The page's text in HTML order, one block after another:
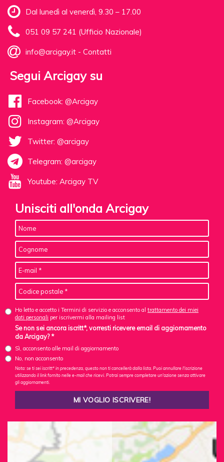
Dal lunedì al venerdì, 9.30 – 17.00
051 09 57 241 (Ufficio Nazionale)
info@arcigay.it - Contatti
Segui Arcigay su
Facebook: @Arcigay
Instagram: @Arcigay
Twitter: @arcigay
Telegram: @arcigay
Youtube: Arcigay TV
Unisciti all'onda Arcigay
Ho letto e accetto i Termini di servizio e acconsento al trattamento dei miei
dati personali per iscrivermi alla mailing list
Se non sei ancora iscritt*, vorresti ricevere email di aggiornamento
da Arcigay? *
Sì, acconsento alle mail di aggiornamento
No, non acconsento
Nota: se ti sei iscritt* in precedenza, questo non ti cancellerà dalla lista. Puoi annullare l'iscrizione
utilizzando il link fornito nelle e-mail che ricevi. Potrai sempre completare un'azione senza attivare
gli aggiornamenti.